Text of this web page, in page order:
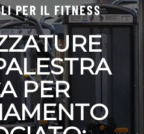
PER IL FITNESS
PER